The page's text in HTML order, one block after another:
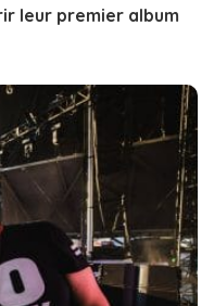
leur premier album